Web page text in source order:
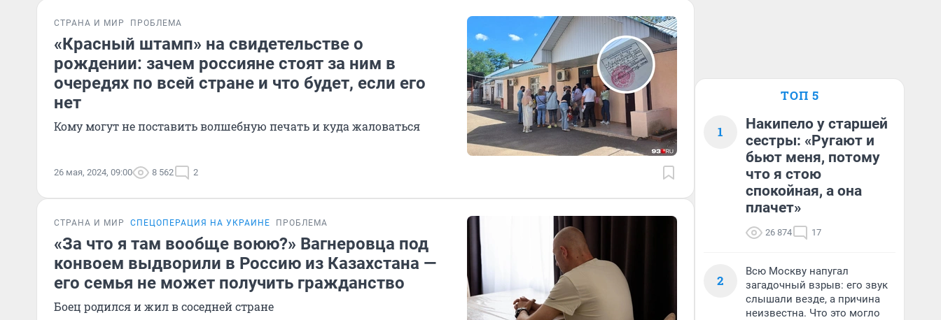
СТРАНА И МИР ПРОБЛЕМА
«Красный штамп» на свидетельстве о
рождении: зачем россияне стоят за ним в
очередях по всей стране и что будет, если его
нет
Кому могут не поставить волшебную печать и куда жаловаться
26 мая, 2024, 09:00 8 562 2
СТРАНА И МИР СПЕЦОПЕРАЦИЯ НА УКРАИНЕ ПРОБЛЕМА
«За что я там вообще воюю?» Вагнеровца под
конвоем выдворили в Россию из Казахстана —
его семья не может получить гражданство
Боец родился и жил в соседней стране
ТОП 5
1
Накипело у старшей
сестры: «Ругают и
бьют меня, потому
что я стою
спокойная, а она
плачет»
26 874 17
2
Всю Москву напугал
загадочный взрыв: его звук
слышали везде, а причина
неизвестна. Что это могло